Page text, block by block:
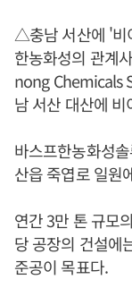
△충남 서산에 '비
한농화성의 관계
nong Chemicals
남 서산 대산에
바스프한농화성
산읍 죽엽로 일원
연간 3만 톤 규모
당 공장의 건설에
준공이 목표다.